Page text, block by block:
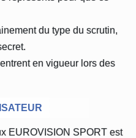
du type du scrutin,
en vigueur lors des
EUROVISION SPORT est